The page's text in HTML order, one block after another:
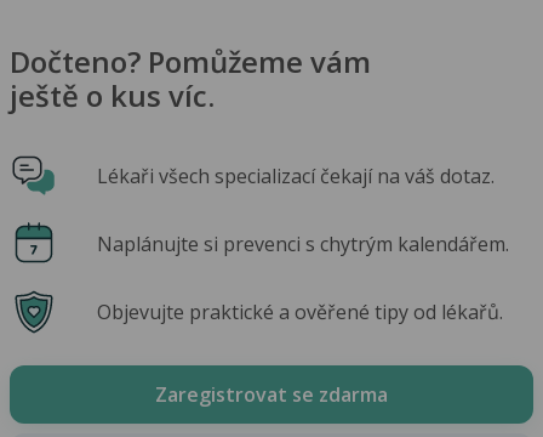
Dočteno? Pomůžeme vám
ještě o kus víc.
Lékaři všech specializací čekají na váš dotaz.
Naplánujte si prevenci s chytrým kalendářem.
Objevujte praktické a ověřené tipy od lékařů.
Zaregistrovat se zdarma